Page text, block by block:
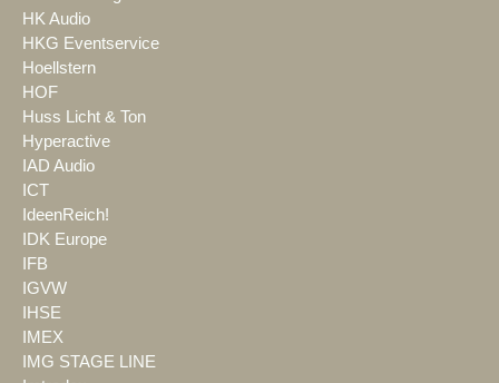
HK Audio
HKG Eventservice
Hoellstern
HOF
Huss Licht & Ton
Hyperactive
IAD Audio
ICT
IdeenReich!
IDK Europe
IFB
IGVW
IHSE
IMEX
IMG STAGE LINE